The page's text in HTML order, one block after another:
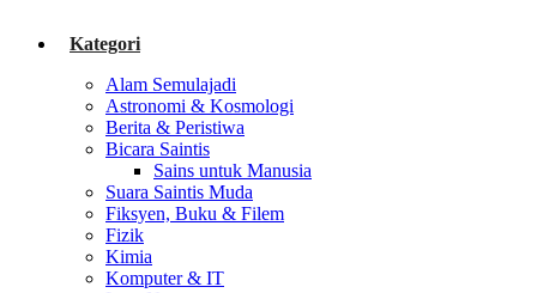
Kategori
Alam Semulajadi
Astronomi & Kosmologi
Berita & Peristiwa
Bicara Saintis
Sains untuk Manusia
Suara Saintis Muda
Fiksyen, Buku & Filem
Fizik
Kimia
Komputer & IT